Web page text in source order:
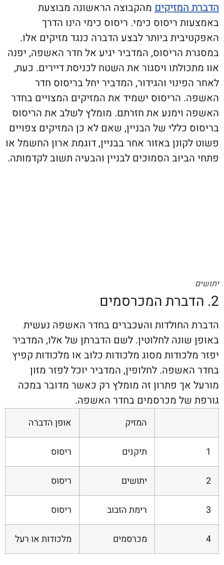
מהקבוצה הראשונה מבוצעת
ריסוס כימי. ריסוס כימי הינו הדרך
ביותר לבצע הדברה כנגד מזיקים אלו.
הריסוס, המדביר יגיע אל חדר האשפה, יפנה
ויסגור את השטח לכניסת דיירים. כעת,
והגידור, המדביר יחל בריסוס חדר
הריסוס ישמיד את המזיקים המצויים בחדר
את חזרתם. מומלץ לשלב את הריסוס
כללי של הבניין, שאם לא כן המזיקים צפויים
באזור אחר בבניין, דוגמת ארון החשמל או
הסמוכים לבניין והבעיה תשוב לקדמותה.
והעכברים בחדר האשפה נעשית
לחלוטין. לשם הדברתן של אלו, המדביר
מסוג מלכודות כלוב או מלכודות קפיץ
לחלופין, המדביר יוכל לפזר מזון
פתרון זה מומלץ רק כאשר מדובר במכה
של מכרסמים בחדר האשפה.
אופן הדברה
רימת הזבוב
מכרסמים מלכודות או רעל